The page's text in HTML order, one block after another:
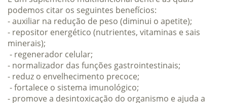
podemos citar os seguintes benefícios:
- auxiliar na redução de peso (diminui o apetite);
- repositor energético (nutrientes, vitaminas e sais
minerais);
- regenerador celular;
- normalizador das funções gastrointestinais;
- reduz o envelhecimento precoce;
- fortalece o sistema imunológico;
- promove a desintoxicação do organismo e ajuda a